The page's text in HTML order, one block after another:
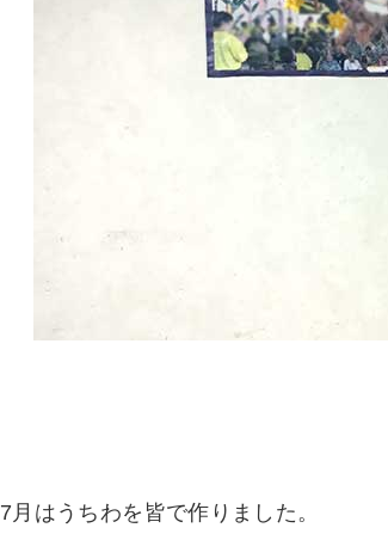
7月はうちわを皆で作りました。